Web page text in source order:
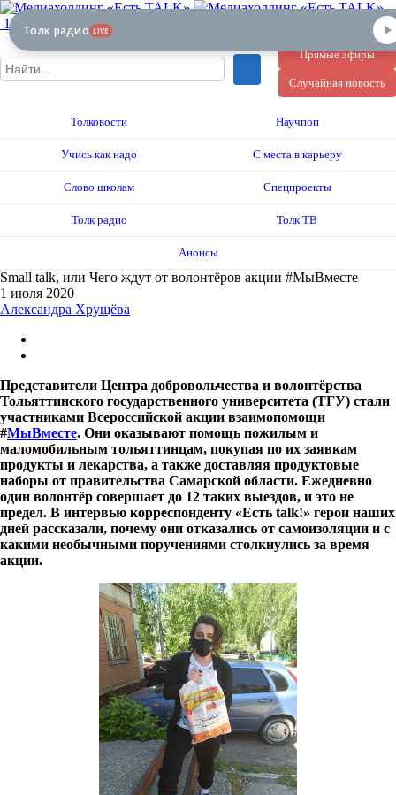
12+
Прямые эфиры
Случайная новость
Толковости Научпоп
Учись как надо С места в карьеру
Слово школам Спецпроекты
Толк радио Толк ТВ
Анонсы
Small talk, или Чего ждут от волонтёров акции #МыВместе
1 июля 2020
Александра Хрущёва
Представители Центра добровольчества и волонтёрства
Тольяттинского государственного университета (ТГУ) стали
участниками Всероссийской акции взаимопомощи
#МыВместе. Они оказывают помощь пожилым и
маломобильным тольяттинцам, покупая по их заявкам
продукты и лекарства, а также доставляя продуктовые
наборы от правительства Самарской области. Ежедневно
один волонтёр совершает до 12 таких выездов, и это не
предел. В интервью корреспонденту «Есть talk!» герои наших
дней рассказали, почему они отказались от самоизоляции и с
какими необычными поручениями столкнулись за время
акции.
Толк радио LIVE